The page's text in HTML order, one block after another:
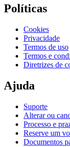
Políticas
Cookies
Privacidade
Termos de uso
Termos e
Diretrizes de
Ajuda
Suporte
Alterar ou
Processo e
Reserve um
Documentos